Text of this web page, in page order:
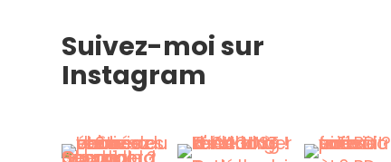
Suivez-moi sur
Instagram